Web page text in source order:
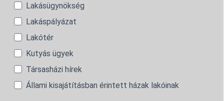
Lakásügynökség
Lakáspályázat
Lakótér
Kutyás ügyek
Társasházi hírek
Állami kisajátításban érintett házak lakóinak